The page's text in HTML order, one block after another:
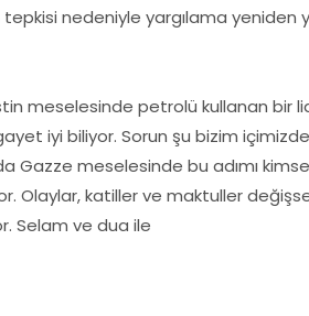
nedeniyle yargılama yeniden
meselesinde petrolü kullanan bir
iyi biliyor. Sorun şu bizim
Gazze meselesinde bu adımı
Olaylar, katiller ve maktuller
Selam ve dua ile